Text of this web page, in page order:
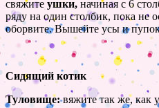
свяжите ушки, начи­ная с 6
ряду на один столбик, пока не
оборвите. Вышей­те усы и
Сидящий котик
Туловище:вяжите так же, как